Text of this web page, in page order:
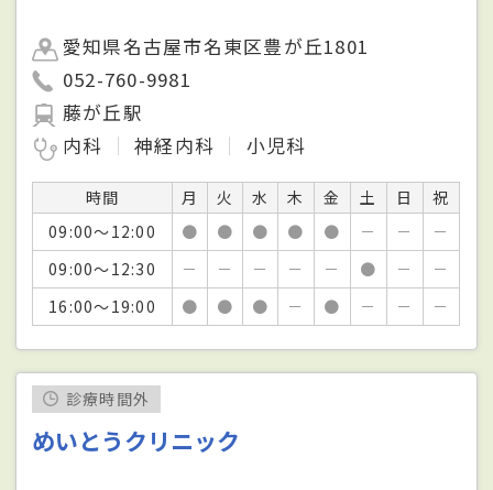
愛知県名古屋市名東区豊が丘1801
052-760-9981
藤が丘駅
内科
神経内科 小児科
時間 月 火 水 木 金 土 日
祝
09:00～12:00
● ● ● ● ● － －
－
09:00～12:30
－ － － － － ● －
－
16:00～19:00
● ● ● － ● － － －
診療時間外
めいとうクリニック